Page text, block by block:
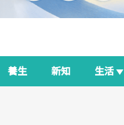
養生 新知 生活